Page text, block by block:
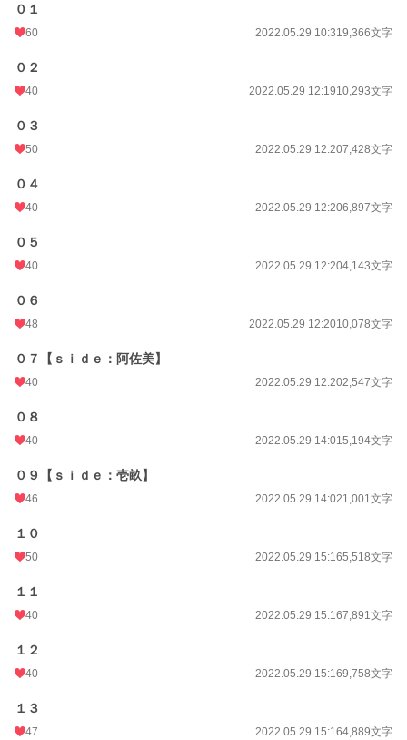
０１
60 2022.05.29 10:319,366文字
０２
40 2022.05.29 12:1910,293文字
０３
50 2022.05.29 12:207,428文字
０４
40 2022.05.29 12:206,897文字
０５
40 2022.05.29 12:204,143文字
０６
48 2022.05.29 12:2010,078文字
０７【ｓｉｄｅ：阿佐美】
40 2022.05.29 12:202,547文字
０８
40 2022.05.29 14:015,194文字
０９【ｓｉｄｅ：壱畝】
46 2022.05.29 14:021,001文字
１０
50 2022.05.29 15:165,518文字
１１
40 2022.05.29 15:167,891文字
１２
40 2022.05.29 15:169,758文字
１３
47 2022.05.29 15:164,889文字